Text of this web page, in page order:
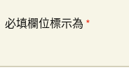
必填欄位標示為 *